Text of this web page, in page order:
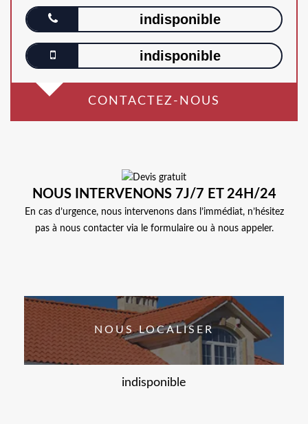
indisponible
indisponible
CONTACTEZ-NOUS
NOUS INTERVENONS 7J/7 ET 24H/24
En cas d’urgence, nous intervenons dans l’immédiat, n’hésitez
pas à nous contacter via le formulaire ou à nous appeler.
NOUS LOCALISER
indisponible